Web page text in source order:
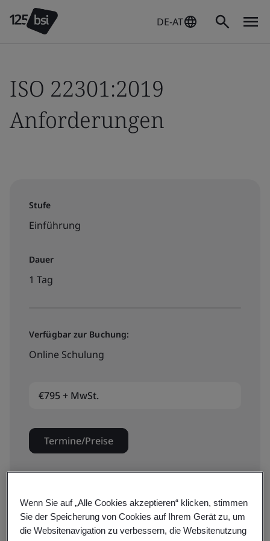
DE-AT
ISO 22301:2019
Anforderungen
Stufe
Einführung
Dauer
1 Tag
Verfügbar zur Buchung:
Online Schulung
€795 + MwSt.
Termine/Preise
Verfügbar zur Buchung:
Online Schulung
Wenn Sie auf „Alle Cookies akzeptieren“ klicken, stimmen
Sie der Speicherung von Cookies auf Ihrem Gerät zu, um
die Websitenavigation zu verbessern, die Websitenutzung